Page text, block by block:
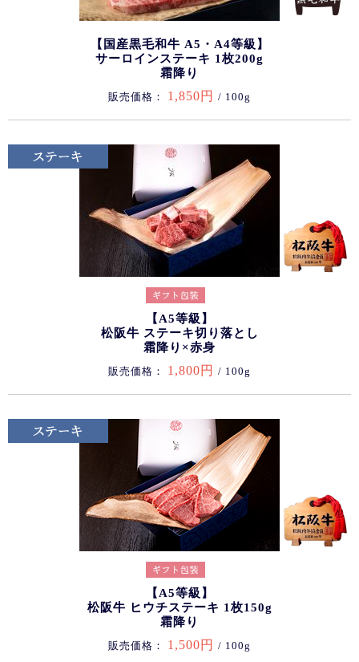
【国産黒毛和牛 A5・A4等級】
サーロインステーキ 1枚200g
霜降り
販売価格： 1,850円 / 100g
【A5等級】
松阪牛 ステーキ切り落とし
霜降り×赤身
販売価格： 1,800円 / 100g
【A5等級】
松阪牛 ヒウチステーキ 1枚150g
霜降り
販売価格： 1,500円 / 100g